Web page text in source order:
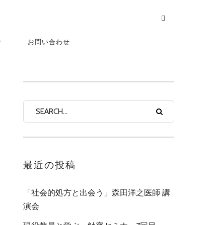
お問い合わせ
最近の投稿
「社会的処方と出会う」森田洋之医師 講
演会